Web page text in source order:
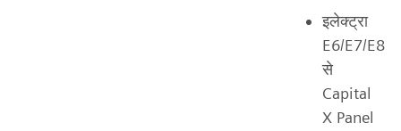
इलेक्ट्रा
E6/E7/E8
से
Capital
X Panel